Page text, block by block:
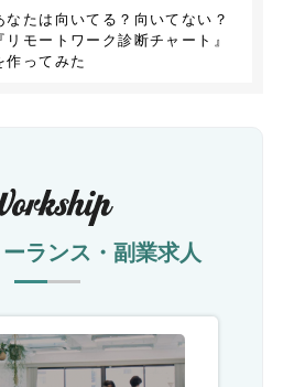
なたは向いてる？向いてない？
『リモートワーク診断チャート』
作ってみた
ランス・副業求人